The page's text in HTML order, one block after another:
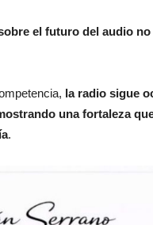
el futuro del audio
la radio sigue
una fortaleza
.